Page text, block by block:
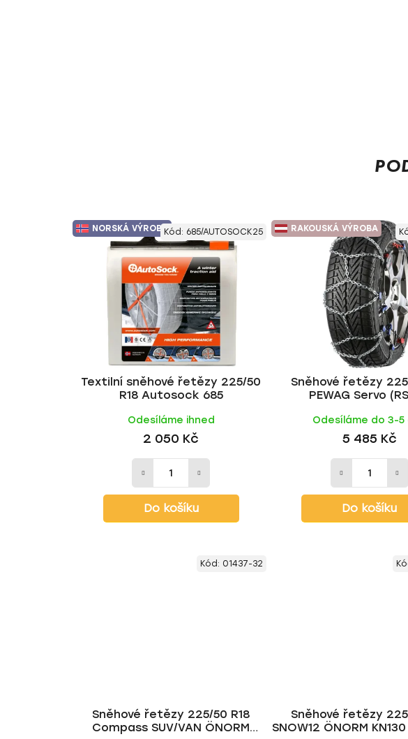
NORSKÁ VÝROBA
Textilní sněhové řetězy 225/50
R18 Autosock 685
Odesíláme ihned
2 050 Kč
Do košíku
Kód: 685/AUTOSOCK25 RAKOUSKÁ VÝROBA
Sněhové řetězy
PEWAG Servo
Odesíláme do 3-5
5 485 Kč
Do košíku
Sněhové řetězy 225/50 R18
Compass SUV/VAN ÖNORM
Kód: 01437-32
Sněhové řetězy
SNOW12 ÖNORM